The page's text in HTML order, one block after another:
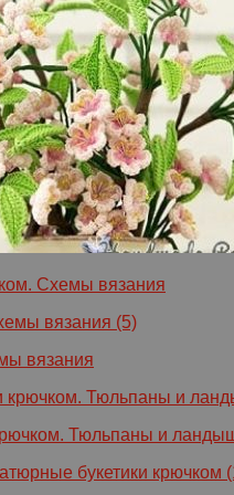
Схемы вязания
вязания
Тюльпаны и